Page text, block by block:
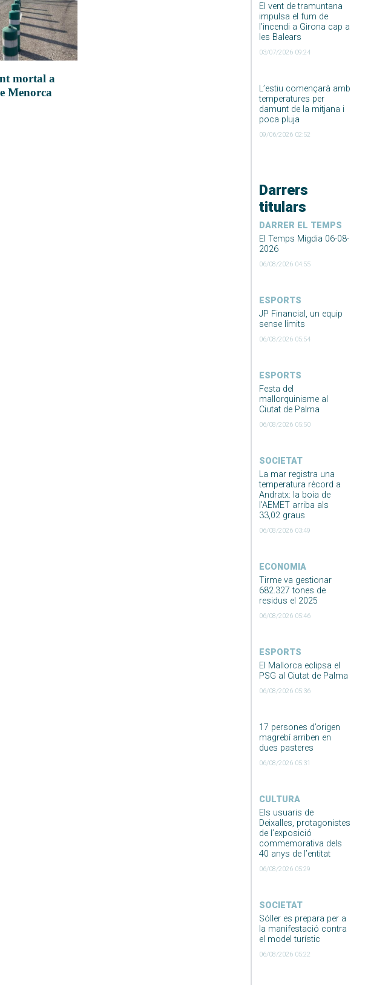
El vent de tramuntana
impulsa el fum de
l’incendi a Girona cap a
les Balears
03/07/2026 09:24
L’estiu començarà amb
temperatures per
damunt de la mitjana i
poca pluja
09/06/2026 02:52
Darrers
titulars
DARRER EL TEMPS
El Temps Migdia 06-08-
2026
06/08/2026 04:55
ESPORTS
JP Financial, un equip
sense límits
06/08/2026 05:54
ESPORTS
Festa del
mallorquinisme al
Ciutat de Palma
06/08/2026 05:50
SOCIETAT
La mar registra una
temperatura rècord a
Andratx: la boia de
l’AEMET arriba als
33,02 graus
06/08/2026 03:49
ECONOMIA
Tirme va gestionar
682.327 tones de
residus el 2025
06/08/2026 05:46
ESPORTS
El Mallorca eclipsa el
PSG al Ciutat de Palma
06/08/2026 05:36
17 persones d’origen
magrebí arriben en
dues pasteres
06/08/2026 05:31
CULTURA
Els usuaris de
Deixalles, protagonistes
de l’exposició
commemorativa dels
40 anys de l’entitat
06/08/2026 05:29
SOCIETAT
Sóller es prepara per a
la manifestació contra
el model turístic
06/08/2026 05:22
mortal a
Menorca